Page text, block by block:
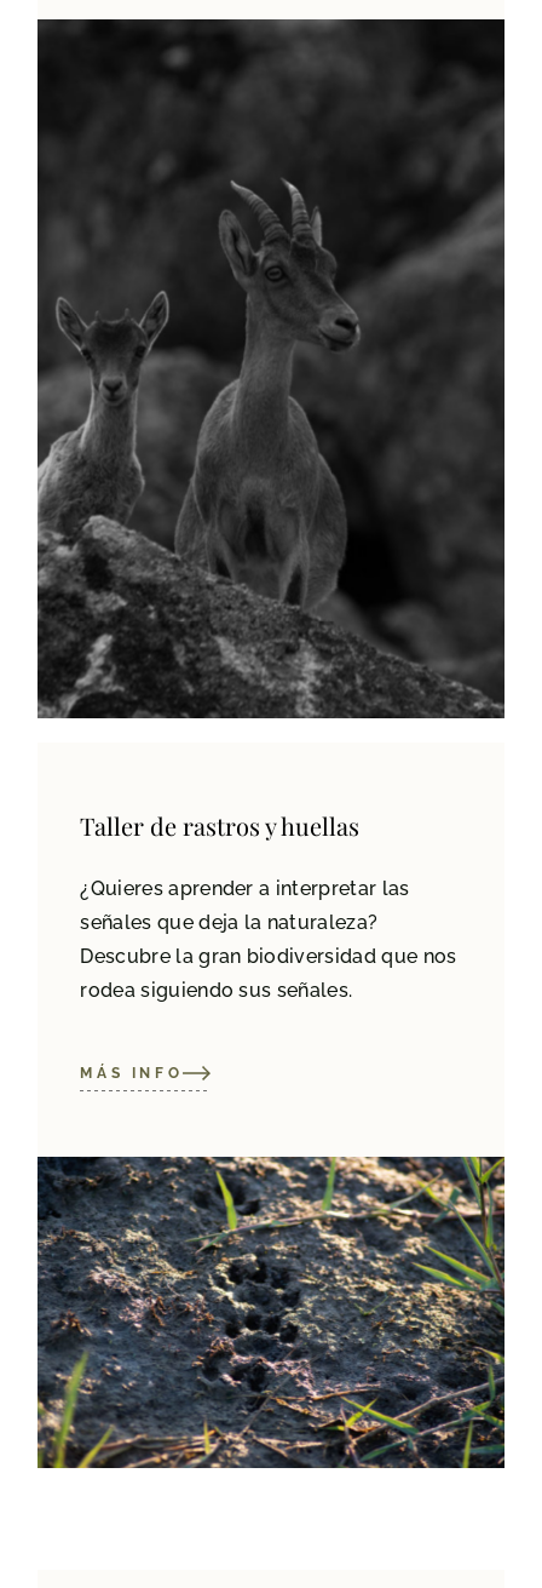
Taller de rastros y huellas
¿Quieres aprender a interpretar las
señales que deja la naturaleza?
Descubre la gran biodiversidad que nos
rodea siguiendo sus señales.
MÁS INFO